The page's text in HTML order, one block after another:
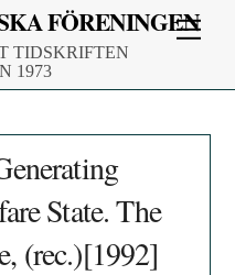
FÖRENINGEN
TIDSKRIFTEN
1973
State. The
(rec.)[1992]